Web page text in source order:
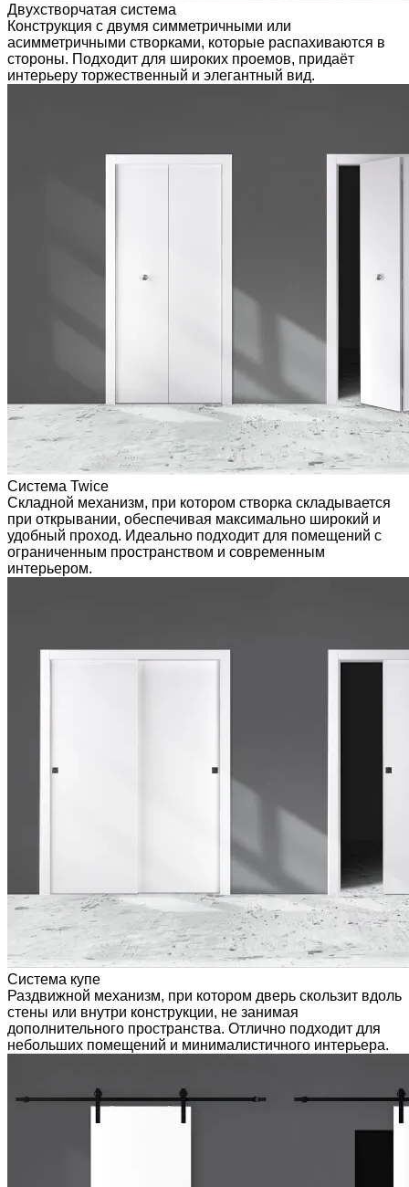
Двухстворчатая система
Конструкция с двумя симметричными или
асимметричными створками, которые распахиваются в
стороны. Подходит для широких проемов, придаёт
интерьеру торжественный и элегантный вид.
Система Twice
Складной механизм, при котором створка складывается
при открывании, обеспечивая максимально широкий и
удобный проход. Идеально подходит для помещений с
ограниченным пространством и современным
интерьером.
Система купе
Раздвижной механизм, при котором дверь скользит вдоль
стены или внутри конструкции, не занимая
дополнительного пространства. Отлично подходит для
небольших помещений и минималистичного интерьера.